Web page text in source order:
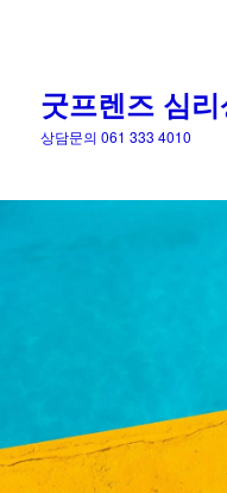
굿프렌즈 심
상담문의 061 333 4010